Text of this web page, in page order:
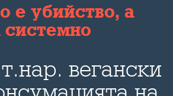
е убийство, а
системно
вегански